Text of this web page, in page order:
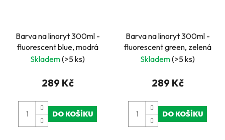
Barva na linoryt 300ml -
fluorescent blue, modrá
Skladem(>5 ks)
289 Kč
DO KOŠÍKU
Barva na linoryt 300ml -
fluorescent green, zelená
Skladem(>5 ks)
289 Kč
DO KOŠÍKU